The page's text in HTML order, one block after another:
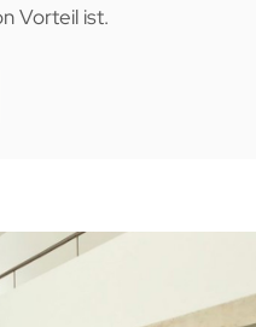
Vorteil ist.